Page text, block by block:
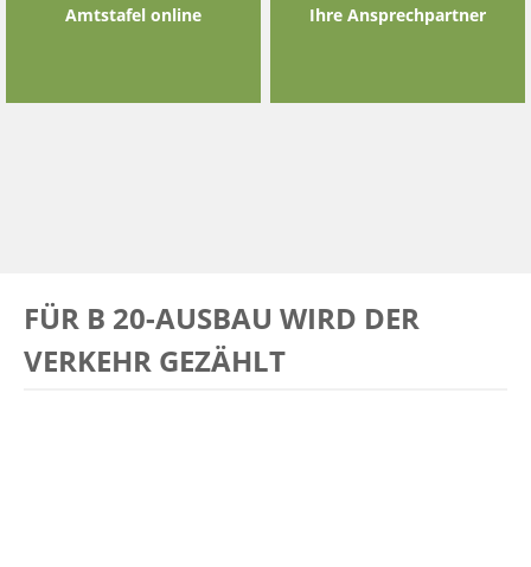
Amtstafel online Ihre Ansprechpartner
FÜR B 20-AUSBAU WIRD DER
VERKEHR GEZÄHLT